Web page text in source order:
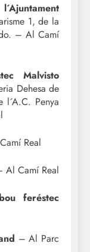
1, de la
– Al Camí
Malvisto
Dehesa de
Penya
Real
Al Camí Real
feréstec
– Al Parc